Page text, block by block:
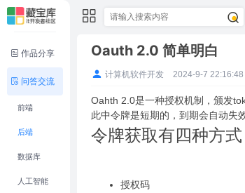
作品分享
问答交流
前端
后端
数据库
人工智能
Oauth 2.0 简单明白
计算机软件开发 2024-9-7 22:16:48
Oahth 2.0是一种授权机制，颁发
此中令牌是短期的，到期会自动失
令牌获取有四种方式
授权码